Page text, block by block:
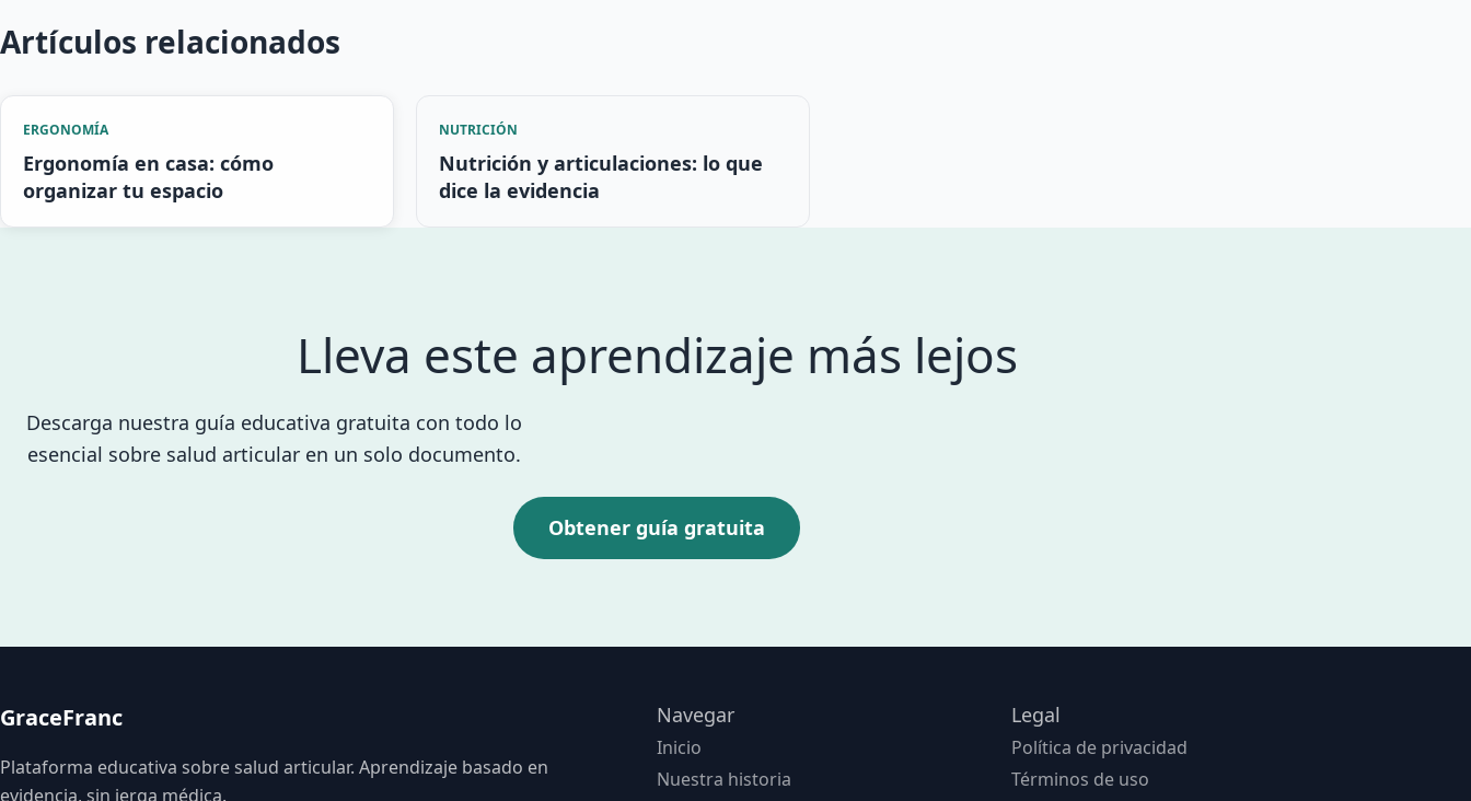
Artículos relacionados
ERGONOMÍA
Ergonomía en casa: cómo
organizar tu espacio
NUTRICIÓN
Nutrición y articulaciones: lo que
dice la evidencia
Lleva este aprendizaje más lejos
Descarga nuestra guía educativa gratuita con todo lo
esencial sobre salud articular en un solo documento.
Obtener guía gratuita
GraceFranc
Plataforma educativa sobre salud articular. Aprendizaje basado en
evidencia, sin jerga médica.
Navegar
Inicio
Nuestra historia
Legal
Política de privacidad
Términos de uso